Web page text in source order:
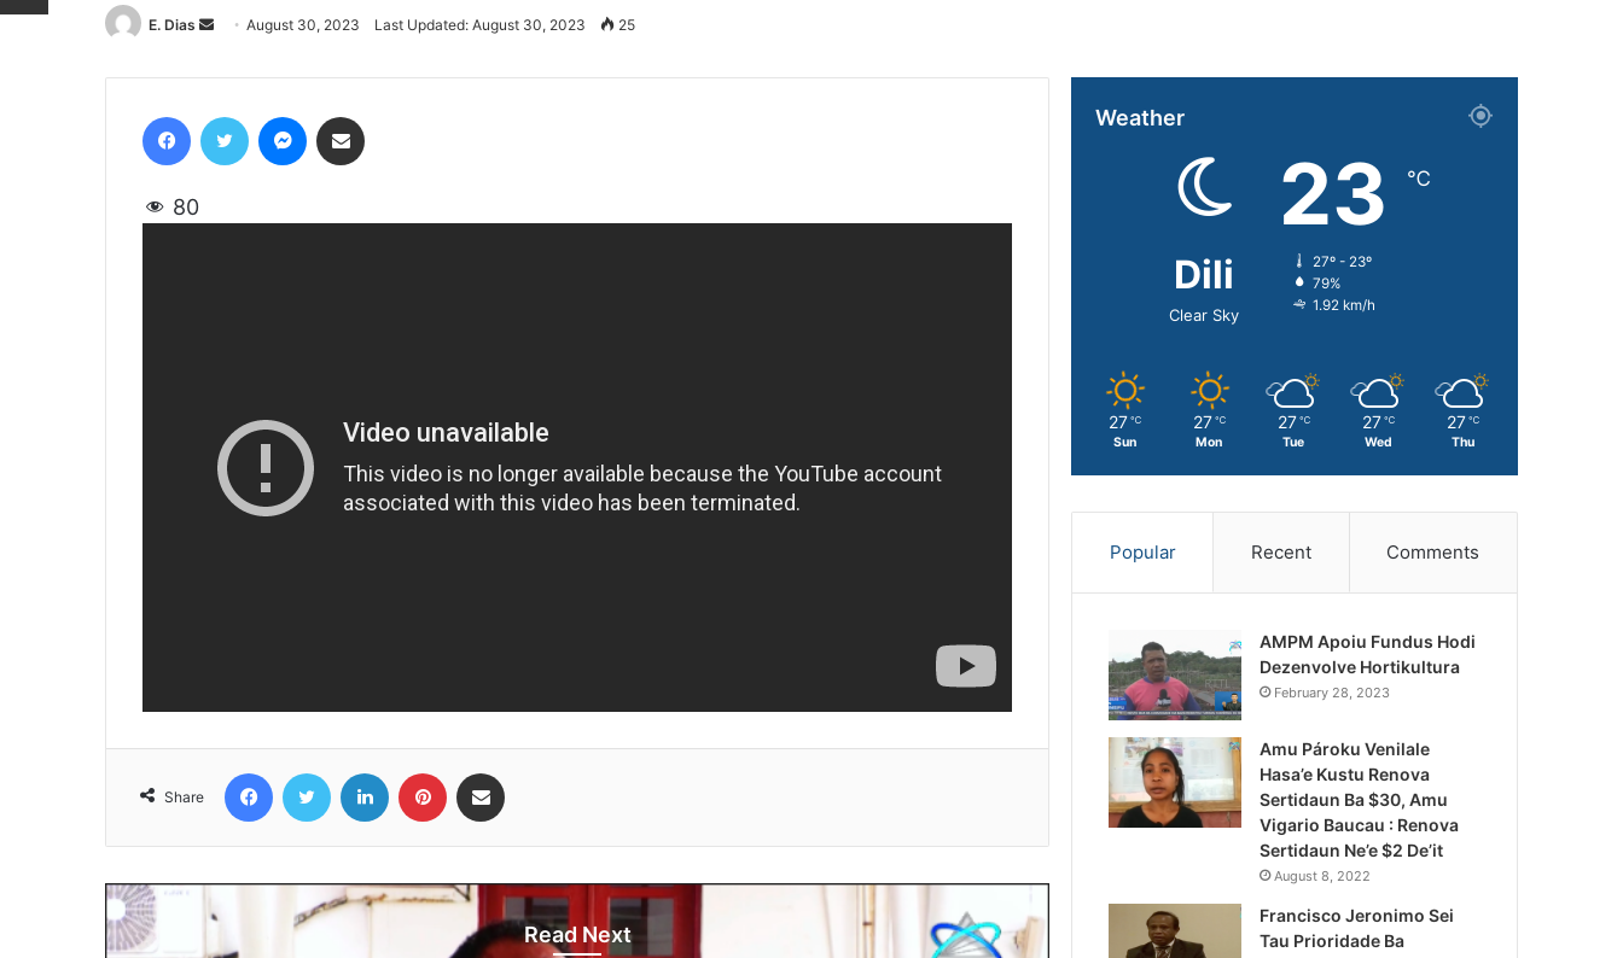
E. Dias
Send
email
August 30, 2023 Last Updated: August 30, 2023 25
80
Share
Read Next
Weather
Dili
Clear Sky
23 ℃
27º - 23º
79%
1.92 km/h
27 ℃
Sun
27 ℃
Mon
27 ℃
Tue
27 ℃
Wed
27 ℃
Thu
Popular Recent Comments
AMPM Apoiu Fundus Hodi
Dezenvolve Hortikultura
February 28, 2023
Amu Pároku Venilale
Hasa’e Kustu Renova
Sertidaun Ba $30, Amu
Vigario Baucau : Renova
Sertidaun Ne’e $2 De’it
August 8, 2022
Francisco Jeronimo Sei
Tau Prioridade Ba